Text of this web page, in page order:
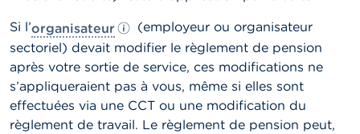
L
a
F
S
M
A
Si l’organisateur (employeur ou organisateur
sectoriel) devait modifier le règlement de pension
après votre sortie de service, ces modifications ne
s’appliqueraient pas à vous, même si elles sont
effectuées via une CCT ou une modification du
règlement de travail. Le règlement de pension peut,